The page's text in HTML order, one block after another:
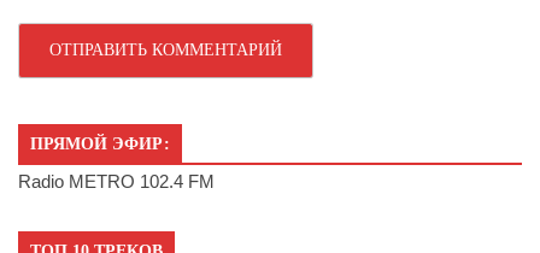
ПРЯМОЙ ЭФИР:
Radio METRO 102.4 FM